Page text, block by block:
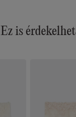
Ez is érdekelhet